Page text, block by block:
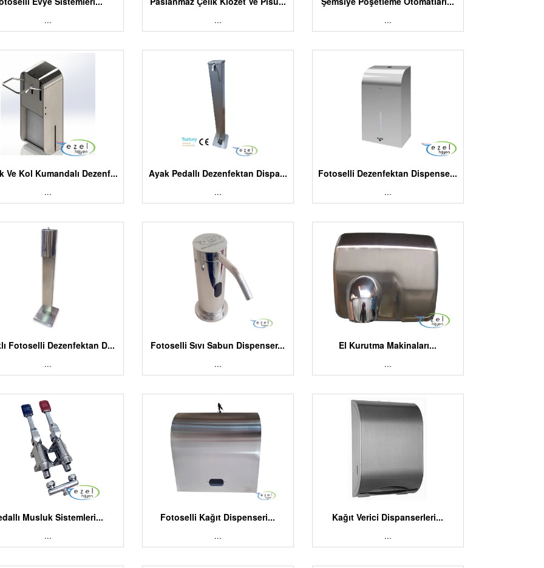
... ... ...
Ve Kol Kumandalı Dezenf...
...
Ayak Pedallı Dezenfektan Dispa...
...
Fotoselli Dezenfektan Dispense...
...
Fotoselli Dezenfektan D...
...
Fotoselli Sıvı Sabun Dispenser...
...
El Kurutma Makinaları...
...
Musluk Sistemleri...
...
Fotoselli Kağıt Dispenseri...
...
Kağıt Verici Dispanserleri...
...